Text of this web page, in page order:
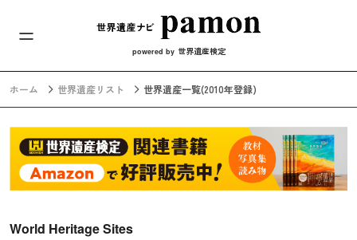
メインナビ
powered by 世界遺産検定
ホーム 世界遺産リスト 世界遺産一覧(2010年登録)
World Heritage Sites